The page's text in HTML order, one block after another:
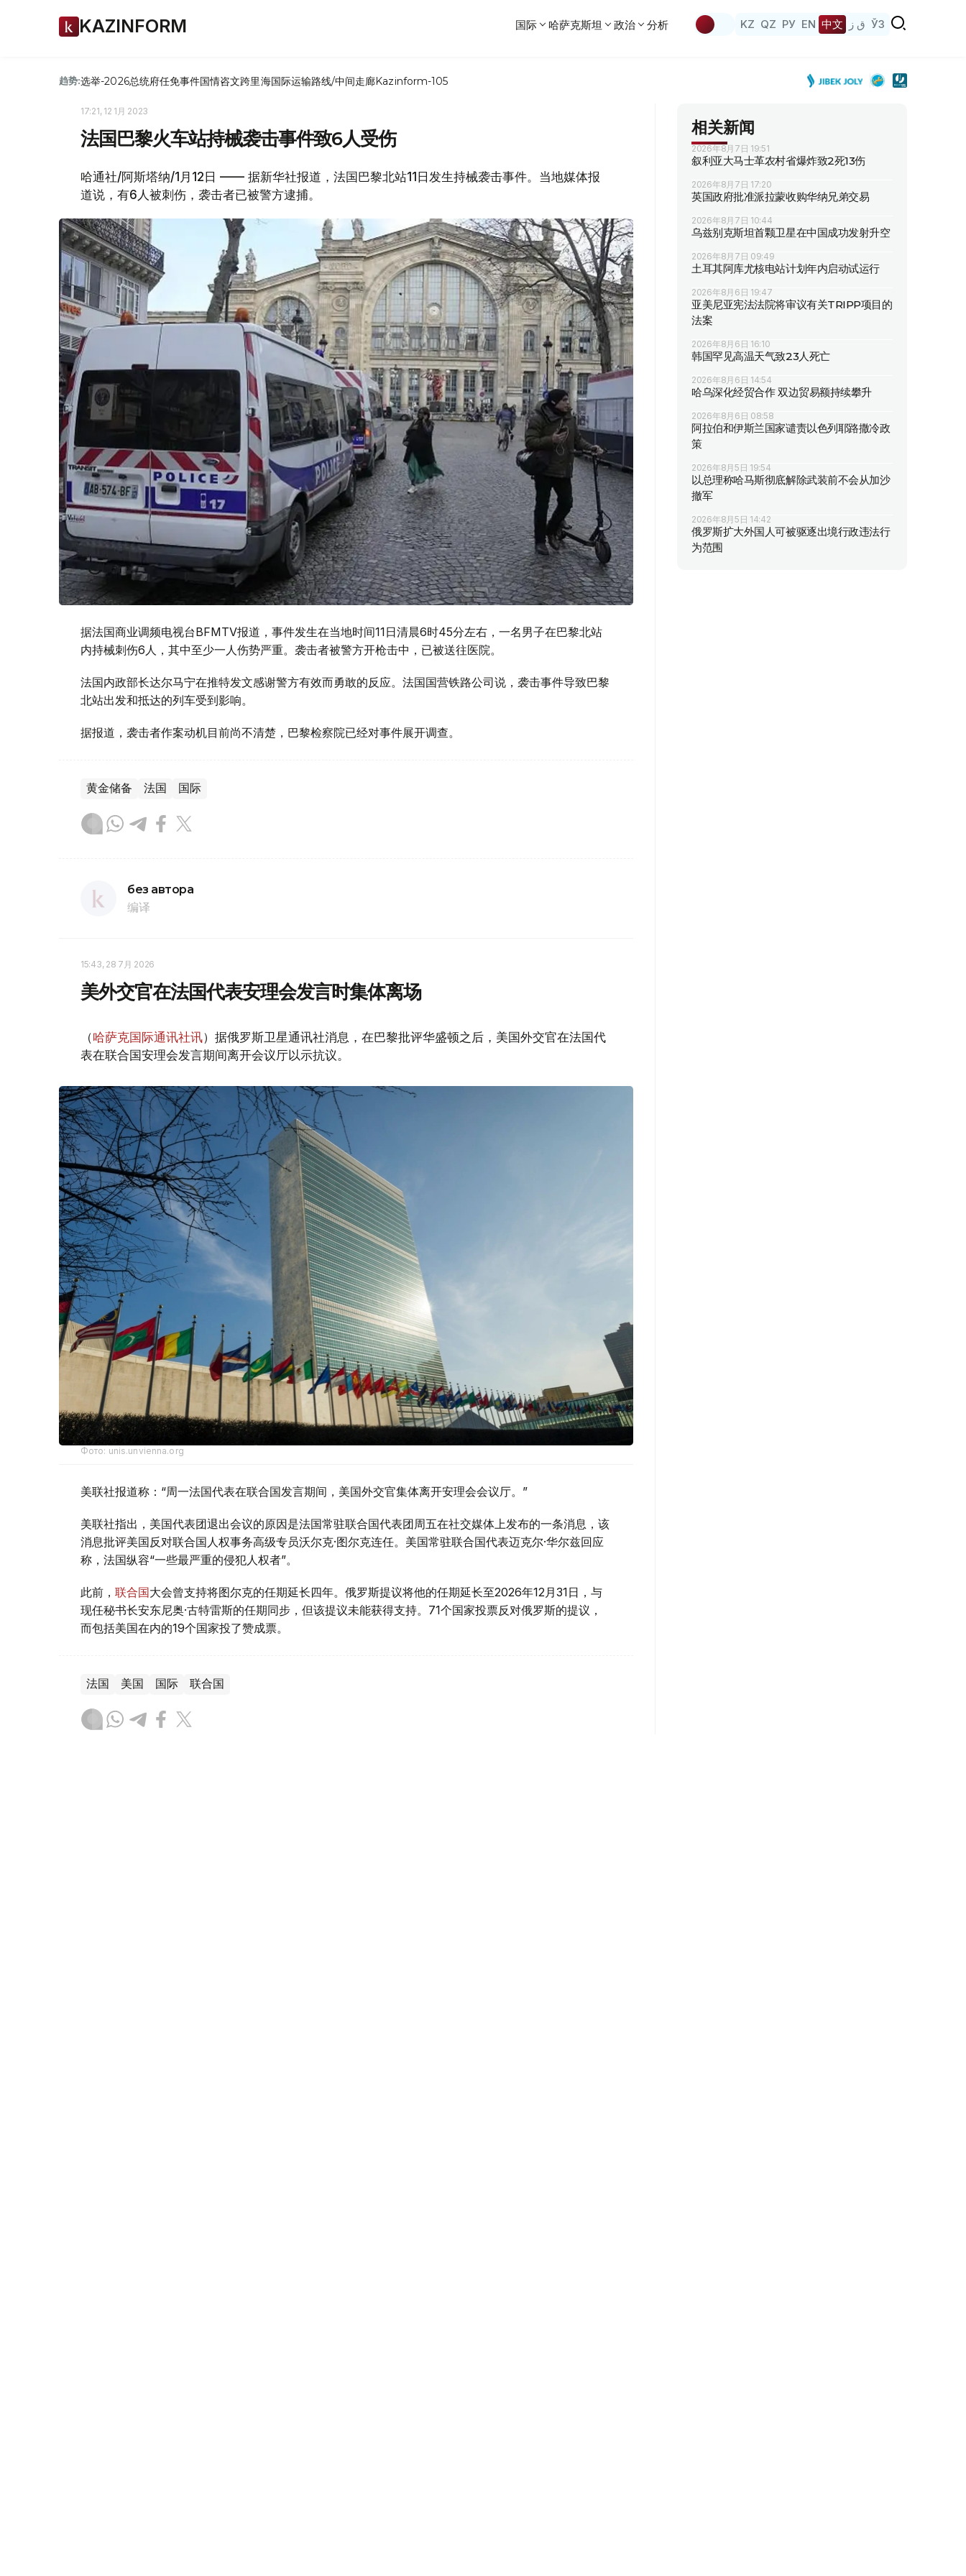
KAZINFORM 国际 哈萨克斯坦 政治 分析 KZ QZ РУ EN 中文 ق ز ЎЗ
趋势:选举-2026总统府任免事件国情咨文跨里海国际运输路线/中间走廊Kazinform-105
17:21, 12 1月 2023
法国巴黎火车站持械袭击事件致6人受伤
哈通社/阿斯塔纳/1月12日 —— 据新华社报道，法国巴黎北站11日发生持械袭击事件。当地媒体报
道说，有6人被刺伤，袭击者已被警方逮捕。
据法国商业调频电视台BFMTV报道，事件发生在当地时间11日清晨6时45分左右，一名男子在巴黎北站
内持械刺伤6人，其中至少一人伤势严重。袭击者被警方开枪击中，已被送往医院。
法国内政部长达尔马宁在推特发文感谢警方有效而勇敢的反应。法国国营铁路公司说，袭击事件导致巴黎
北站出发和抵达的列车受到影响。
据报道，袭击者作案动机目前尚不清楚，巴黎检察院已经对事件展开调查。
黄金储备 法国 国际
без автора
编译
15:43, 28 7月 2026
美外交官在法国代表安理会发言时集体离场
（哈萨克国际通讯社讯）据俄罗斯卫星通讯社消息，在巴黎批评华盛顿之后，美国外交官在法国代
表在联合国安理会发言期间离开会议厅以示抗议。
Фото: unis.unvienna.org
美联社报道称：“周一法国代表在联合国发言期间，美国外交官集体离开安理会会议厅。”
美联社指出，美国代表团退出会议的原因是法国常驻联合国代表团周五在社交媒体上发布的一条消息，该
消息批评美国反对联合国人权事务高级专员沃尔克·图尔克连任。美国常驻联合国代表迈克尔·华尔兹回应
称，法国纵容“一些最严重的侵犯人权者”。
此前， 联合国大会曾支持将图尔克的任期延长四年。俄罗斯提议将他的任期延长至2026年12月31日，与
现任秘书长安东尼奥·古特雷斯的任期同步，但该提议未能获得支持。71个国家投票反对俄罗斯的提议，
而包括美国在内的19个国家投了赞成票。
法国 美国 国际 联合国
相关新闻
2026年8月7日 19:51
叙利亚大马士革农村省爆炸致2死13伤
2026年8月7日 17:20
英国政府批准派拉蒙收购华纳兄弟交易
2026年8月7日 10:44
乌兹别克斯坦首颗卫星在中国成功发射升空
2026年8月7日 09:49
土耳其阿库尤核电站计划年内启动试运行
2026年8月6日 19:47
亚美尼亚宪法法院将审议有关TRIPP项目的
法案
2026年8月6日 16:10
韩国罕见高温天气致23人死亡
2026年8月6日 14:54
哈乌深化经贸合作 双边贸易额持续攀升
2026年8月6日 08:58
阿拉伯和伊斯兰国家谴责以色列耶路撒冷政
策
2026年8月5日 19:54
以总理称哈马斯彻底解除武装前不会从加沙
撤军
2026年8月5日 14:42
俄罗斯扩大外国人可被驱逐出境行政违法行
为范围